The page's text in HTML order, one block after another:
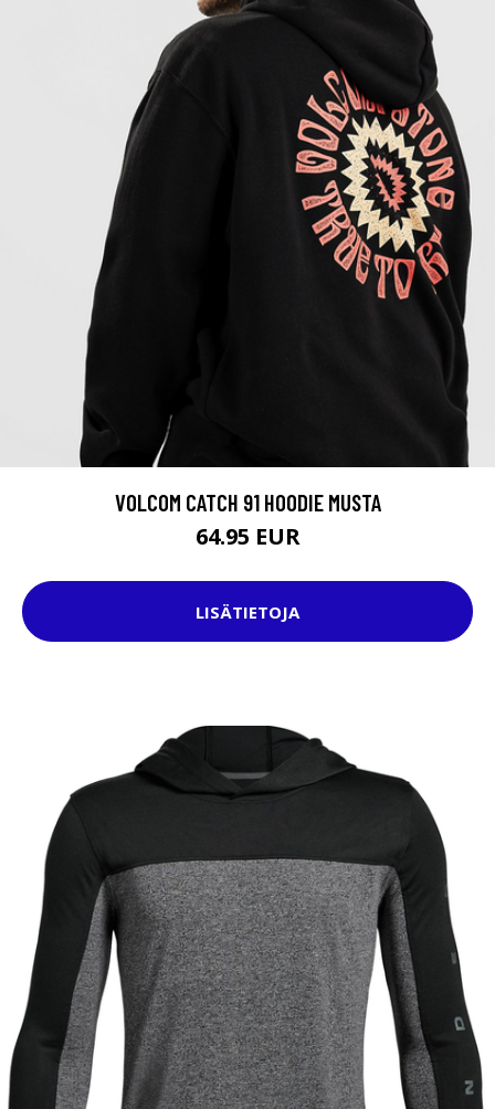
VOLCOM CATCH 91 HOODIE MUSTA
64.95 EUR
LISÄTIETOJA